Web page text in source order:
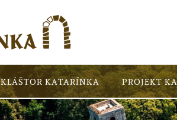
KLÁŠTOR KATARÍNKA PROJEKT